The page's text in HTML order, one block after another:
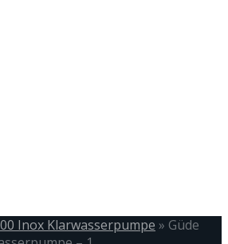
Inox Klarwasserpumpe » Güde